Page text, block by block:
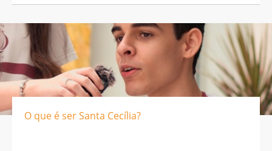
O que é ser Santa Cecília?